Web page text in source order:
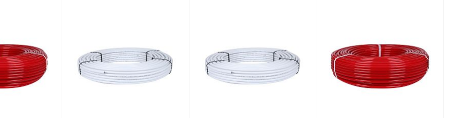
Сравнение
В наличии
Купить в 1 клик Сравнение
В избранное В наличии
Купить в 1 клик Сравнение
В избранное В наличии
Купить в 1 клик Сравнение
В избранное В наличии